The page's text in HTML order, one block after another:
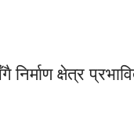
क्षेत्र